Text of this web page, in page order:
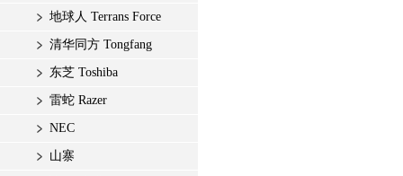
地球人 Terrans Force
清华同方 Tongfang
东芝 Toshiba
雷蛇 Razer
NEC
山寨